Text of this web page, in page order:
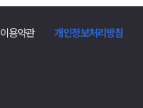
이용약관 개인정보처리방침